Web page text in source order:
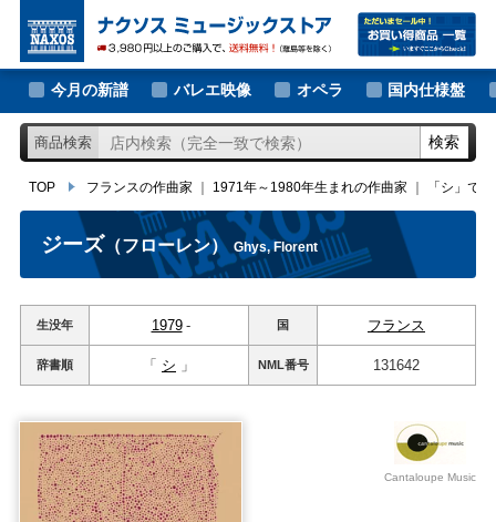
大作曲家の新譜
著名作曲家の新譜
マイナー作曲家の新譜
月別新譜一覧
今月の新譜 バレエ映像 オペラ 国内仕様盤
商品検索 検索
TOP フランスの作曲家 1971年～1980年生まれの作曲家 「シ」で
TOP フランスの作曲家｜1971年～1980年生まれの作曲家｜「シ」では
ジーズ （フローレン） Ghys, Florent
生没年 1979 - 国 フランス
辞書順 「 シ 」 NML番号 131642
Cantaloupe Music